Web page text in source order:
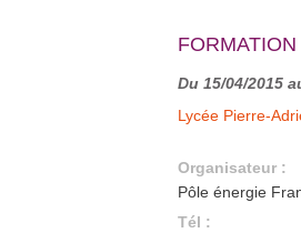
Du 15/04/2015
Lycée Pierre-
Organisateur :
Pôle énergie
Tél :